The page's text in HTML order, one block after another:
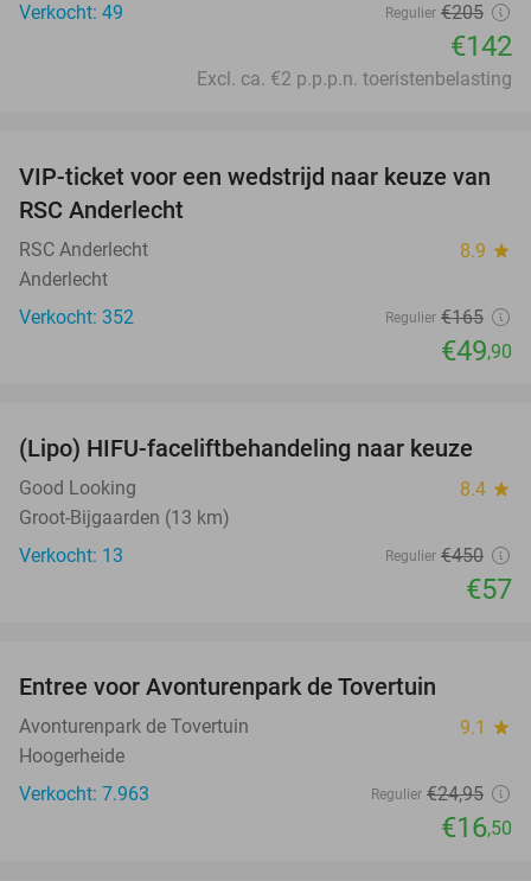
Verkocht: 49
Regulier €205
€142
Excl. ca. €2 p.p.p.n. toeristenbelasting
70%
VIP-ticket voor een wedstrijd naar keuze van
RSC Anderlecht
RSC Anderlecht 8.9 star
Anderlecht
Verkocht: 352
Regulier €165
€49,90
87%
(Lipo) HIFU-faceliftbehandeling naar keuze
Good Looking 8.4 star
Groot-Bijgaarden (13 km)
Verkocht: 13
Regulier €450
€57
Entree voor Avonturenpark de Tovertuin
Avonturenpark de Tovertuin 9.1 star
Hoogerheide
Verkocht: 7.963
Regulier €24,95
€16,50